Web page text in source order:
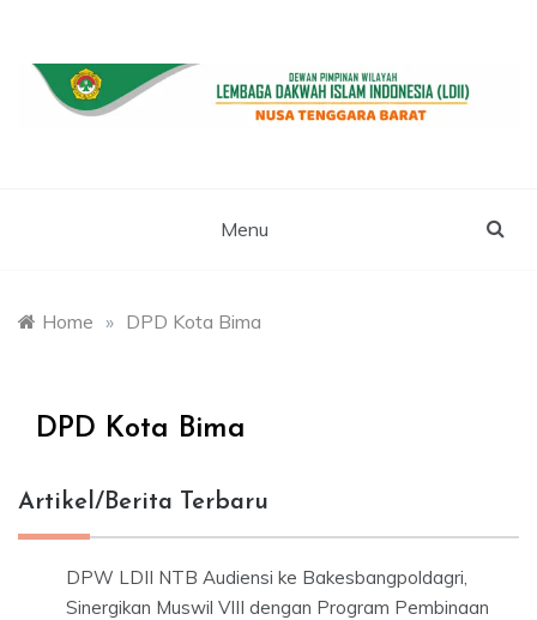
content
TENGGARA
BARAT
Menu
Home » DPD Kota Bima
DPD Kota Bima
Artikel/Berita Terbaru
DPW LDII NTB Audiensi ke Bakesbangpoldagri,
Sinergikan Muswil VIII dengan Program Pembinaan